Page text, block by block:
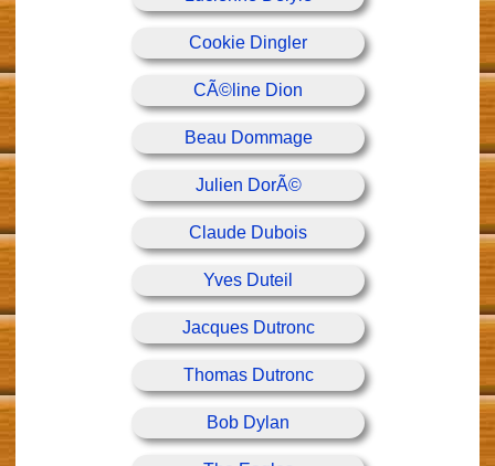
Cookie Dingler
CÃ©line Dion
Beau Dommage
Julien DorÃ©
Claude Dubois
Yves Duteil
Jacques Dutronc
Thomas Dutronc
Bob Dylan